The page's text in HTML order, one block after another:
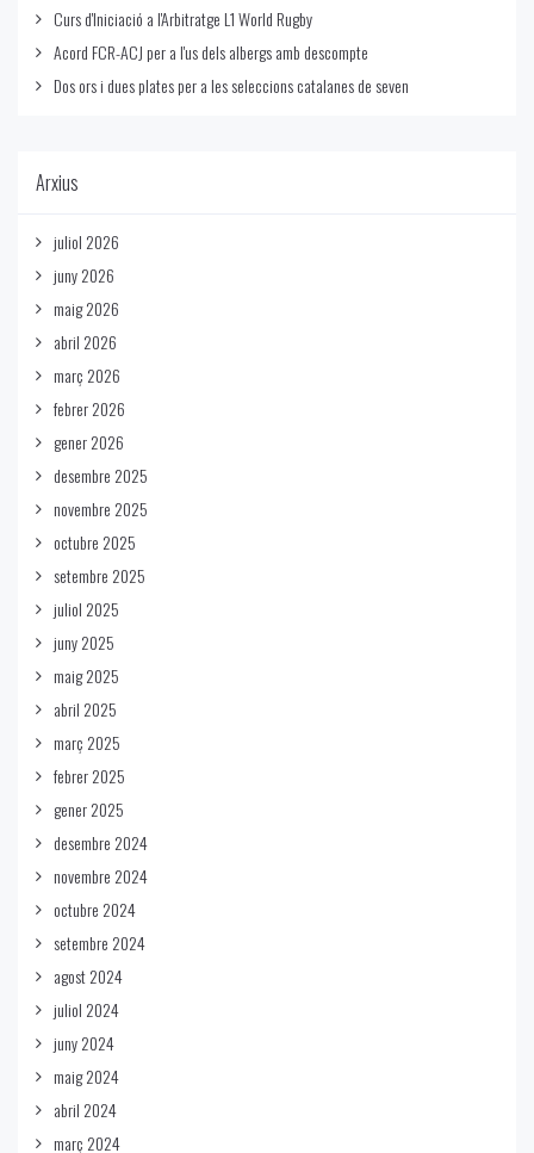
Curs d'Iniciació a l'Arbitratge L1 World Rugby
Acord FCR-ACJ per a l'us dels albergs amb descompte
Dos ors i dues plates per a les seleccions catalanes de seven
Arxius
juliol 2026
juny 2026
maig 2026
abril 2026
març 2026
febrer 2026
gener 2026
desembre 2025
novembre 2025
octubre 2025
setembre 2025
juliol 2025
juny 2025
maig 2025
abril 2025
març 2025
febrer 2025
gener 2025
desembre 2024
novembre 2024
octubre 2024
setembre 2024
agost 2024
juliol 2024
juny 2024
maig 2024
abril 2024
març 2024